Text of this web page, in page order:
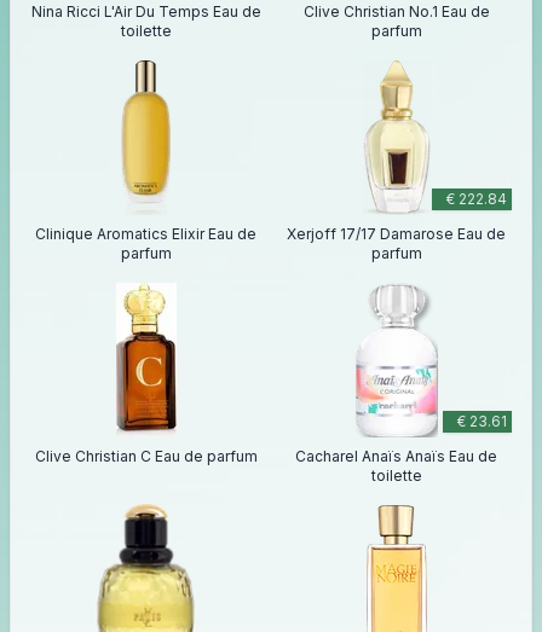
Nina Ricci L'Air Du Temps Eau de
toilette
Clive Christian No.1 Eau de
parfum
Clinique Aromatics Elixir Eau de
parfum
€ 222.84
Xerjoff 17/17 Damarose Eau de
parfum
Clive Christian C Eau de parfum
€ 23.61
Cacharel Anaïs Anaïs Eau de
toilette